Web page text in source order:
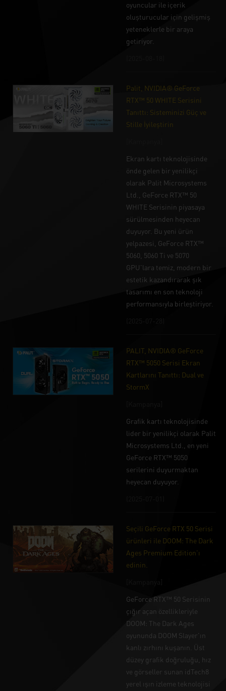
oyuncular ile içerik
oluşturucular için gelişmiş
yeteneklerle bir araya
getiriyor.
Palit, NVIDIA® GeForce
RTX™ 50 WHITE Serisini
Tanıttı: Sisteminizi Güç ve
Stille İyileştirin
Ekran kartı teknolojisinde
önde gelen bir yenilikçi
olarak Palit Microsystems
Ltd., GeForce RTX™ 50
WHITE Serisinin piyasaya
sürülmesinden heyecan
duyuyor. Bu yeni ürün
yelpazesi, GeForce RTX™
5060, 5060 Ti ve 5070
GPU'lara temiz, modern bir
estetik kazandırarak şık
tasarımı en son teknoloji
performansıyla birleştiriyor.
PALIT, NVIDIA® GeForce
RTX™ 5050 Serisi Ekran
Kartlarını Tanıttı: Dual ve
StormX
Grafik kartı teknolojisinde
lider bir yenilikçi olarak Palit
Microsystems Ltd., en yeni
GeForce RTX™ 5050
serilerini duyurmaktan
heyecan duyuyor.
Seçili GeForce RTX 50 Serisi
ürünleri ile DOOM: The Dark
Ages Premium Edition'ı
edinin.
GeForce RTX™ 50 Serisinin
çığır açan özellikleriyle
DOOM: The Dark Ages
oyununda DOOM Slayer'ın
kanlı zırhını kuşanın. Üst
düzey grafik doğruluğu, hız
ve görseller sunan idTech8
yerel ışın izleme teknolojisi